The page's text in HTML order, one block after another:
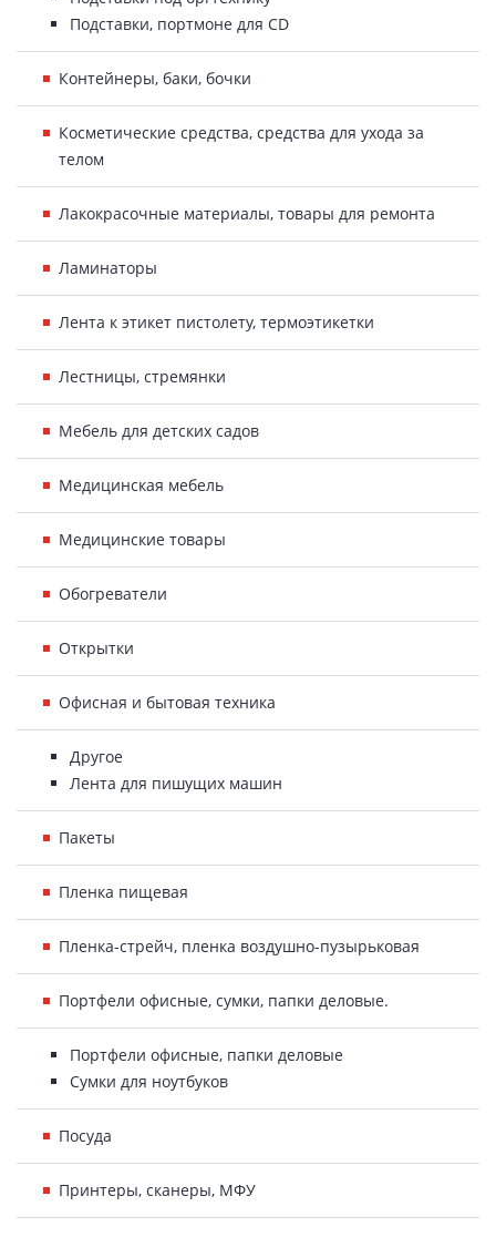
Подставки, портмоне для CD
Контейнеры, баки, бочки
Косметические средства, средства для ухода за
телом
Лакокрасочные материалы, товары для ремонта
Ламинаторы
Лента к этикет пистолету, термоэтикетки
Лестницы, стремянки
Мебель для детских садов
Медицинская мебель
Медицинские товары
Обогреватели
Открытки
Офисная и бытовая техника
Другое
Лента для пишущих машин
Пакеты
Пленка пищевая
Пленка-стрейч, пленка воздушно-пузырьковая
Портфели офисные, сумки, папки деловые.
Портфели офисные, папки деловые
Сумки для ноутбуков
Посуда
Принтеры, сканеры, МФУ